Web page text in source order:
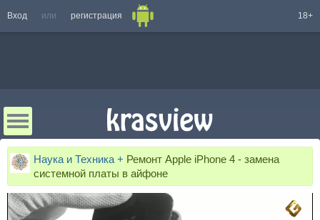
Вход или регистрация 18+
Наука и Техника + Ремонт Apple iPhone 4 - замена
системной платы в айфоне